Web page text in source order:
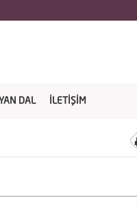
DAL İLETİŞİM